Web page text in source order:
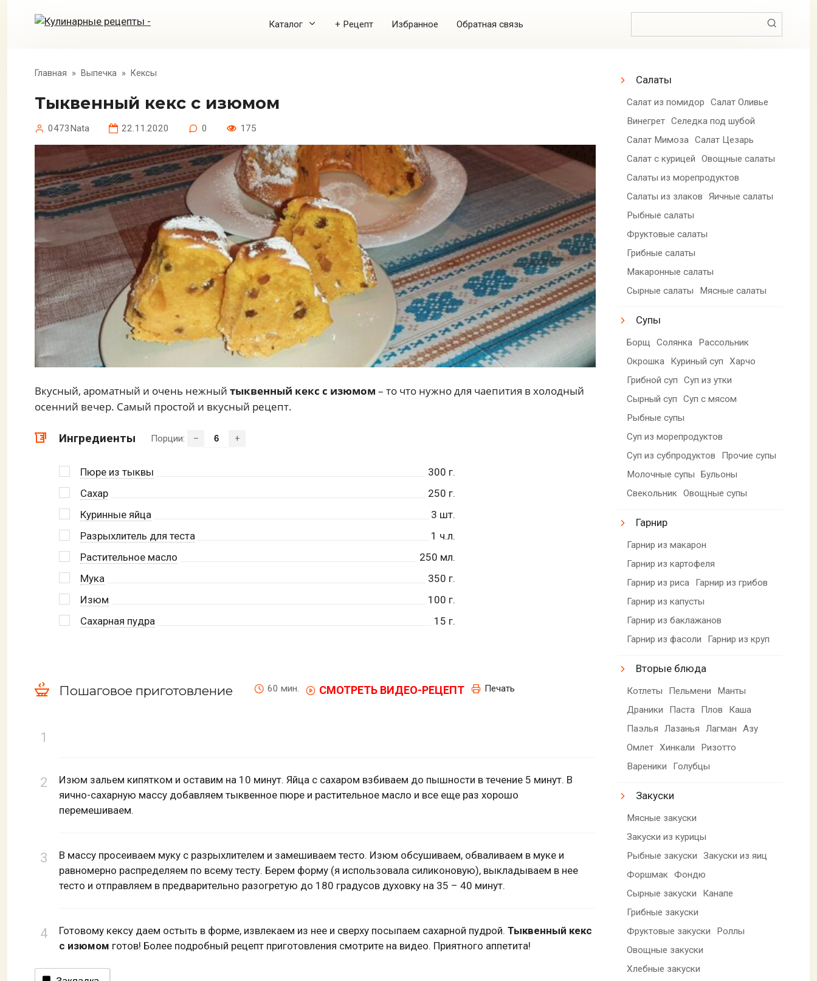
Каталог + Рецепт Избранное Обратная связь
Главная » Выпечка » Кексы
Тыквенный кекс с изюмом
0473Nata 22.11.2020 0 175
Вкусный, ароматный и очень нежный тыквенный кекс с изюмом – то что нужно для чаепития в холодный
осенний вечер. Самый простой и вкусный рецепт.
Ингредиенты Порции: – +
Пюре из тыквы 300 г.
Сахар
250 г.
Куринные яйца
3 шт.
Разрыхлитель для теста
1 ч.л.
Растительное масло
250 мл.
Мука
350 г.
Изюм
100 г.
Сахарная пудра
15 г.
Пошаговое приготовление 60 мин. СМОТРЕТЬ ВИДЕО-РЕЦЕПТ Печать
Изюм зальем кипятком и оставим на 10 минут. Яйца с сахаром взбиваем до пышности в течение 5 минут. В
яично-сахарную массу добавляем тыквенное пюре и растительное масло и все еще раз хорошо
перемешиваем.
В массу просеиваем муку с разрыхлителем и замешиваем тесто. Изюм обсушиваем, обваливаем в муке и
равномерно распределяем по всему тесту. Берем форму (я использовала силиконовую), выкладываем в нее
тесто и отправляем в предварительно разогретую до 180 градусов духовку на 35 – 40 минут.
Готовому кексу даем остыть в форме, извлекаем из нее и сверху посыпаем сахарной пудрой. Тыквенный кекс
с изюмом готов! Более подробный рецепт приготовления смотрите на видео. Приятного аппетита!
Салаты
Салат из помидор
Салат Оливье
Винегрет Селедка под шубой
Салат Мимоза Салат Цезарь
Салат с курицей
Овощные салаты
Салаты из морепродуктов
Салаты из злаков
Яичные салаты
Рыбные салаты
Фруктовые салаты
Грибные салаты
Макаронные салаты
Сырные салаты
Мясные салаты
Супы
Борщ Солянка
Рассольник
Окрошка
Куриный суп
Харчо
Грибной суп
Суп из утки
Сырный суп
Суп с мясом
Рыбные супы
Суп из морепродуктов
Суп из субпродуктов
Прочие супы
Молочные супы
Бульоны
Свекольник Овощные супы
Гарнир
Гарнир из макарон
Гарнир из картофеля
Гарнир из риса
Гарнир из грибов
Гарнир из капусты
Гарнир из баклажанов
Гарнир из фасоли
Гарнир из круп
Вторые блюда
Котлеты Пельмени
Манты
Драники
Паста Плов
Каша
Паэлья
Лазанья Лагман
Азу
Омлет Хинкали
Ризотто
Вареники
Голубцы
Закуски
Мясные закуски
Закуски из курицы
Рыбные закуски
Закуски из яиц
Форшмак Фондю
Сырные закуски
Канапе
Грибные закуски
Фруктовые закуски
Роллы
Овощные закуски
Хлебные закуски